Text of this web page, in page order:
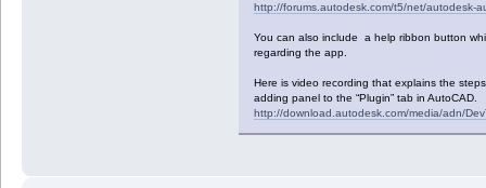
http://forums.autodesk.com/t5/net/autodesk-
You can also include a help ribbon button
regarding the app.
Here is video recording that explains the
adding panel to the “Plugin” tab in AutoCAD.
http://download.autodesk.com/media/adn/